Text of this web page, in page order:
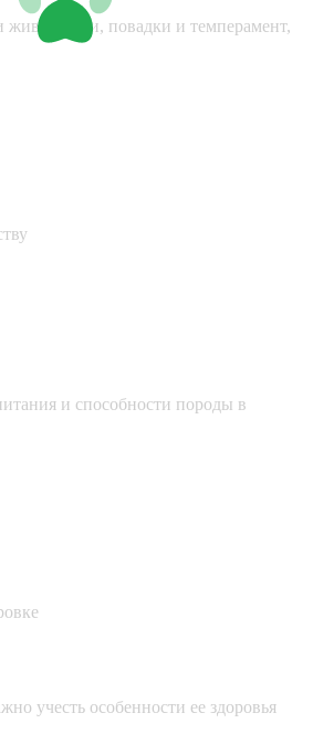
повадки и темперамент,
и способности породы в
учесть особенности ее здоровья